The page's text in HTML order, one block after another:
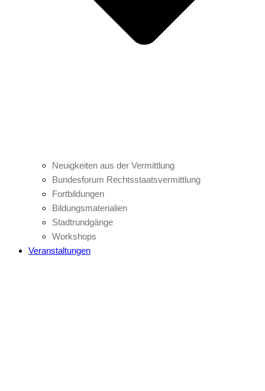
Neuigkeiten aus der Vermittlung
Bundesforum Rechtsstaatsvermittlung
Fortbildungen
Bildungsmaterialien
Stadtrundgänge
Workshops
Veranstaltungen